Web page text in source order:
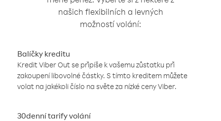
našich flexibilních a levných
možností volání:
Balíčky kreditu
Kredit Viber Out se připíše k vašemu zůstatku při
zakoupení libovolné částky. S tímto kreditem můžete
volat na jakékoli číslo na světe za nízké ceny Viber.
30denní tarify volání